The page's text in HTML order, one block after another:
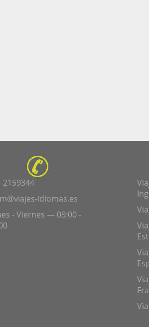
2159344
idiomas.es
- Viernes — 09:00 -